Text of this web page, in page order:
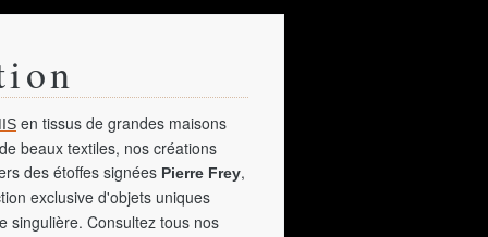
en tissus de grandes maisons
beaux textiles, nos créations
des étoffes signées Pierre Frey,
exclusive d'objets uniques
singulière. Consultez tous nos